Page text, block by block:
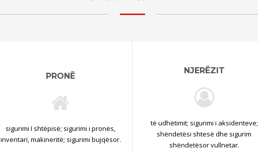
PRONË
sigurimi I shtëpisë; sigurimi i pronës,
inventari, makineritë; sigurimi bujqësor.
NJERËZIT
të udhëtimit; sigurimi i aksidenteve;
shëndetësi shtesë dhe sigurim
shëndetësor vullnetar.